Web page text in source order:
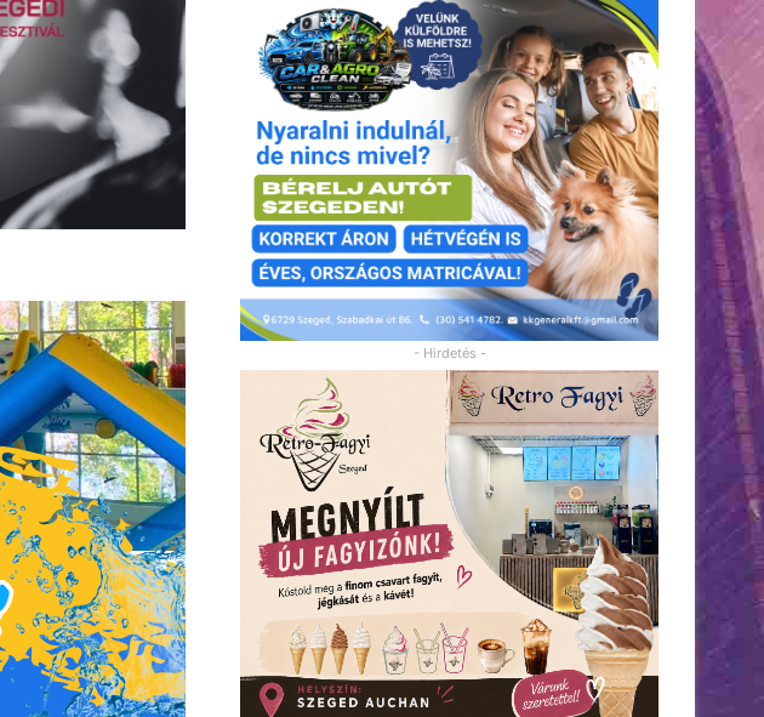
- Hirdetés -